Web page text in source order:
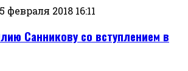
2018 16:11
Санникову со вступлением в